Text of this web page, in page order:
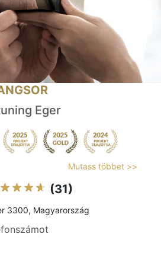
Eger
Mutass többet >>
(31)
3300, Magyarország